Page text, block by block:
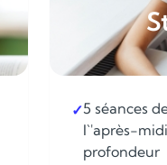
✓5 séances
l`'après-
profondeur